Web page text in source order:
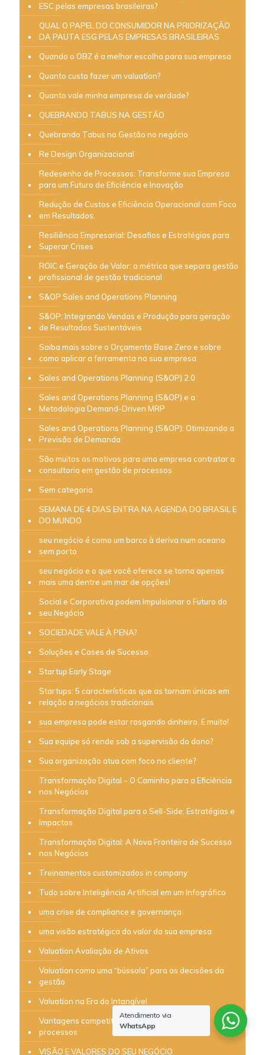
ESC pelas empresas brasileiras?
QUAL O PAPEL DO CONSUMIDOR NA PRIORIZAÇÃO
DA PAUTA ESG PELAS EMPRESAS BRASILEIRAS
Quando o OBZ é a melhor escolha para sua empresa
Quanto custa fazer um valuation?
Quanto vale minha empresa de verdade?
QUEBRANDO TABUS NA GESTÃO
Quebrando Tabus na Gestão no negócio
Re Design Organizacional
Redesenho de Processos: Transforme sua Empresa
para um Futuro de Eficiência e Inovação
Redução de Custos e Eficiência Operacional com Foco
em Resultados.
Resiliência Empresarial: Desafios e Estratégias para
Superar Crises
ROIC e Geração de Valor: a métrica que separa gestão
profissional de gestão tradicional
S&OP Sales and Operations Planning
S&OP: Integrando Vendas e Produção para geração
de Resultados Sustentáveis
Saiba mais sobre o Orçamento Base Zero e sobre
como aplicar a ferramenta na sua empresa
Sales and Operations Planning (S&OP) 2.0
Sales and Operations Planning (S&OP) e a
Metodologia Demand-Driven MRP
Sales and Operations Planning (S&OP): Otimizando a
Previsão de Demanda
São muitos os motivos para uma empresa contratar a
consultoria em gestão de processos
Sem categoria
SEMANA DE 4 DIAS ENTRA NA AGENDA DO BRASIL E
DO MUNDO
seu negócio é como um barco à deriva num oceano
sem porto
seu negócio e o que você oferece se torna apenas
mais uma dentre um mar de opções!
Social e Corporativa podem Impulsionar o Futuro do
seu Negócio
SOCIEDADE VALE À PENA?
Soluções e Cases de Sucesso
Startup Early Stage
Startups: 5 características que as tornam únicas em
relação a negócios tradicionais
sua empresa pode estar rasgando dinheiro. E muito!
Sua equipe só rende sob a supervisão do dono?
Sua organização atua com foco no cliente?
Transformação Digital – O Caminho para a Eficiência
nos Negócios
Transformação Digital para o Sell-Side: Estratégias e
Impactos
Transformação Digital: A Nova Fronteira de Sucesso
nos Negócios
Treinamentos customizados in company
Tudo sobre Inteligência Artificial em um Infográfico
uma crise de compliance e governança
uma visão estratégica do valor da sua empresa
Valuation Avaliação de Ativos
Valuation como uma “bússola” para as decisões da
gestão
Valuation na Era do Intangível
Vantagens competitivas da padronização de
processos
VISÃO E VALORES DO SEU NEGÓCIO
Atendimento via
WhatsApp